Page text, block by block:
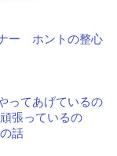
ー ホントの整心
ってあげているの
張っているの
話